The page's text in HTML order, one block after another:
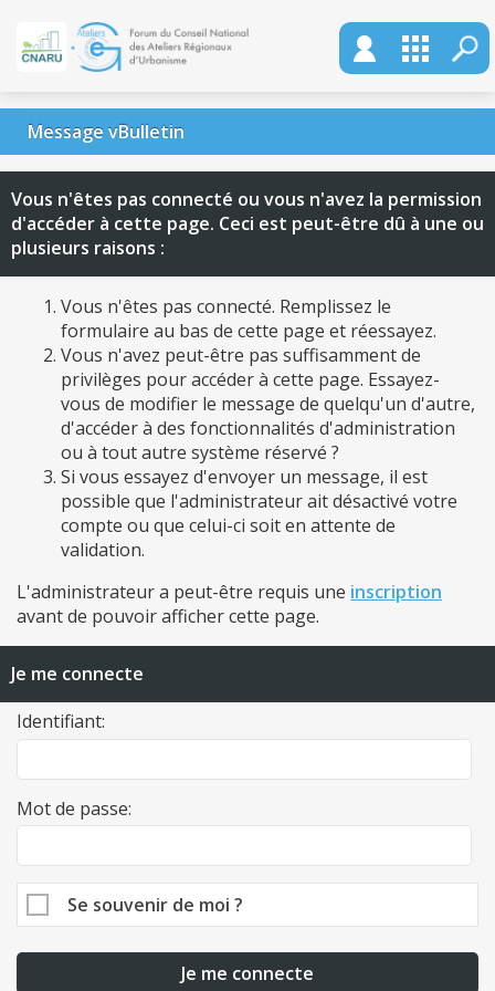
Message vBulletin
Vous n'êtes pas connecté ou vous n'avez la permission
d'accéder à cette page. Ceci est peut-être dû à une ou
plusieurs raisons :
Vous n'êtes pas connecté. Remplissez le
formulaire au bas de cette page et réessayez.
Vous n'avez peut-être pas suffisamment de
privilèges pour accéder à cette page. Essayez-
vous de modifier le message de quelqu'un d'autre,
d'accéder à des fonctionnalités d'administration
ou à tout autre système réservé ?
Si vous essayez d'envoyer un message, il est
possible que l'administrateur ait désactivé votre
compte ou que celui-ci soit en attente de
validation.
L'administrateur a peut-être requis une inscription
avant de pouvoir afficher cette page.
Je me connecte
Identifiant:
Mot de passe:
Se souvenir de moi ?
Je me connecte